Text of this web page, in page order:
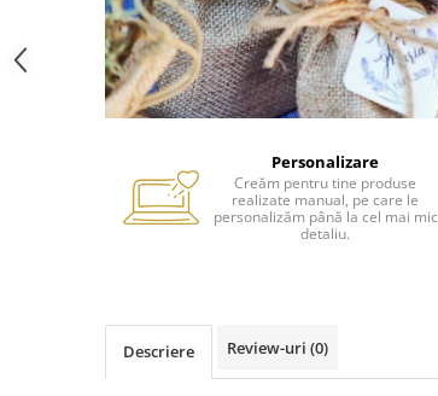
Personalizare
Creăm pentru tine produse
realizate manual, pe care le
personalizăm până la cel mai mic
detaliu.
Descriere Review-uri (0)